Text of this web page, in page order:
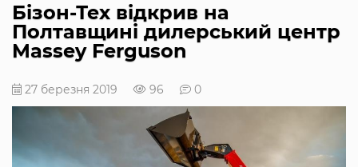
Бізон-Тех відкрив на
Полтавщині дилерський центр
Massey Ferguson
27 березня 2019 96 0